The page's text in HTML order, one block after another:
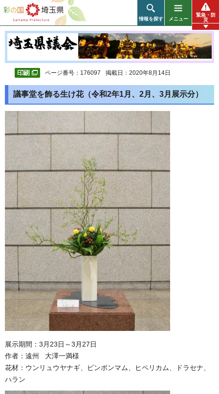
彩の国 埼玉県
情報を探す メニュー
緊急・防
災
ページ番号：176097 掲載日：2020年8月14日
議事堂を飾る生け花（令和2年1月、2月、3月展示分）
展示期間：3月23日～3月27日
作者：遠州 大澤一満様
花材：ウンリュウヤナギ、ピンポンマム、ヒペリカム、ドラセナ、
ハラン